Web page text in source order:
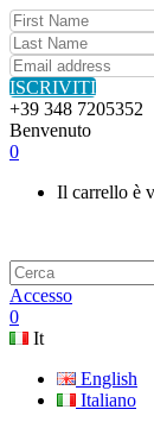
ISCRIVITI
+39 348 7205352
Benvenuto
0
Il carrello è
Accesso
0
It
English
Italiano